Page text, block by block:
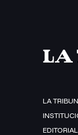
LA
EDITORIAL